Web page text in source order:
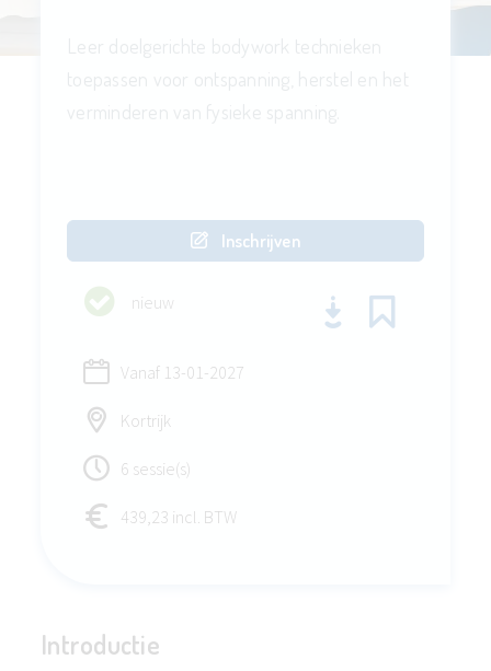
Inschrijven
nieuw
Vanaf 13-01-2027
Kortrijk
6 sessie(s)
439,23 incl. BTW
Introductie